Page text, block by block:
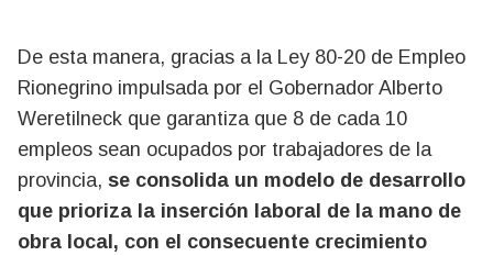
De esta manera, gracias a la Ley 80-20 de Empleo
Rionegrino impulsada por el Gobernador Alberto
Weretilneck que garantiza que 8 de cada 10
empleos sean ocupados por trabajadores de la
provincia, se consolida un modelo de desarrollo
que prioriza la inserción laboral de la mano de
obra local, con el consecuente crecimiento